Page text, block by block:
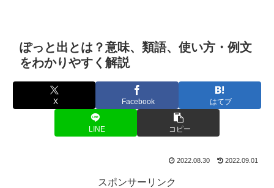
ぽっと出とは？意味、類語、使い方・例文
をわかりやすく解説
X Facebook はてブ
LINE コピー
2022.08.30 2022.09.01
スポンサーリンク